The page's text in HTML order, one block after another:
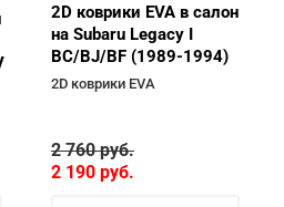
2D коврики EVA в салон
на Subaru Legacy I
BC/BJ/BF (1989-1994)
2D коврики EVA
2 760руб.
2 190 руб.